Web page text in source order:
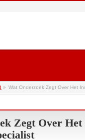
» Wat Onderzoek Zegt Over Het
Zegt Over